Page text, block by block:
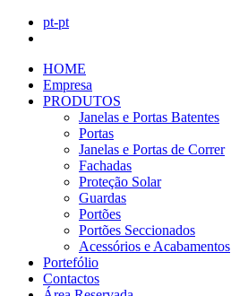
pt-pt
HOME
Empresa
PRODUTOS
Janelas e Portas Batentes
Portas
Janelas e Portas de Correr
Fachadas
Proteção Solar
Guardas
Portões
Portões Seccionados
Acessórios e Acabamentos
Portefólio
Contactos